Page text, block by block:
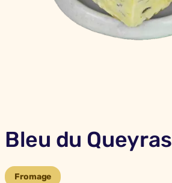
Bleu du Queyras
Fromage